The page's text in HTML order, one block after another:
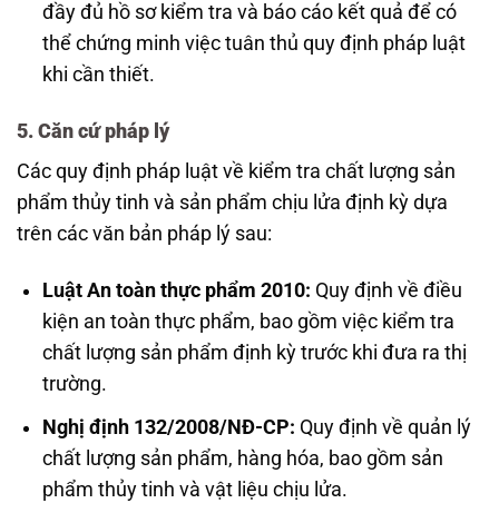
đầy đủ hồ sơ kiểm tra và báo cáo kết quả để có
thể chứng minh việc tuân thủ quy định pháp luật
khi cần thiết.
5. Căn cứ pháp lý
Các quy định pháp luật về kiểm tra chất lượng sản
phẩm thủy tinh và sản phẩm chịu lửa định kỳ dựa
trên các văn bản pháp lý sau:
Luật An toàn thực phẩm 2010: Quy định về điều
kiện an toàn thực phẩm, bao gồm việc kiểm tra
chất lượng sản phẩm định kỳ trước khi đưa ra thị
trường.
Nghị định 132/2008/NĐ-CP: Quy định về quản lý
chất lượng sản phẩm, hàng hóa, bao gồm sản
phẩm thủy tinh và vật liệu chịu lửa.